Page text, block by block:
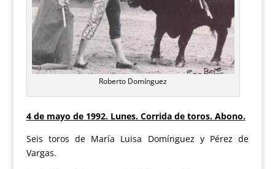
Roberto Domínguez
4 de mayo de 1992. Lunes. Corrida de toros. Abono.
Seis toros de María Luisa Domínguez y Pérez de
Vargas.